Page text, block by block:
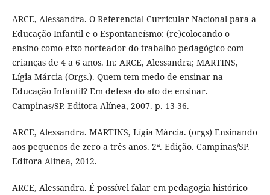
ARCE, Alessandra. O Referencial Curricular Nacional para a
Educação Infantil e o Espontaneísmo: (re)colocando o
ensino como eixo norteador do trabalho pedagógico com
crianças de 4 a 6 anos. In: ARCE, Alessandra; MARTINS,
Lígia Márcia (Orgs.). Quem tem medo de ensinar na
Educação Infantil? Em defesa do ato de ensinar.
Campinas/SP. Editora Alínea, 2007. p. 13-36.
ARCE, Alessandra. MARTINS, Lígia Márcia. (orgs) Ensinando
aos pequenos de zero a três anos. 2ª. Edição. Campinas/SP.
Editora Alínea, 2012.
ARCE, Alessandra. É possível falar em pedagogia histórico